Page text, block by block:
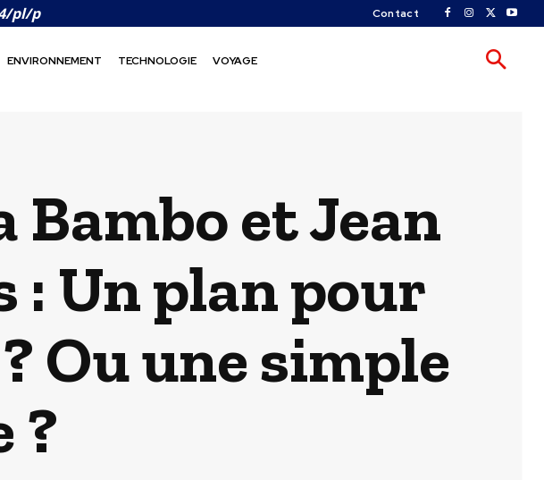
pl/p Contact
ENVIRONNEMENT TECHNOLOGIE VOYAGE
et Jean
: Un plan pour
Ou une simple
?